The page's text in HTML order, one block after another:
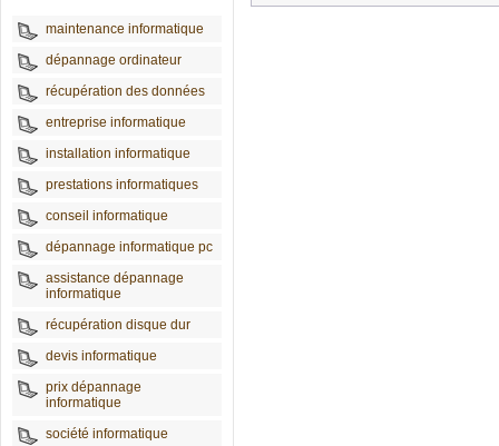
maintenance informatique
dépannage ordinateur
récupération des données
entreprise informatique
installation informatique
prestations informatiques
conseil informatique
dépannage informatique pc
assistance dépannage
informatique
récupération disque dur
devis informatique
prix dépannage
informatique
société informatique